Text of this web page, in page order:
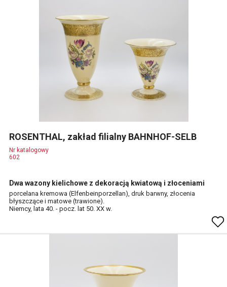
ROSENTHAL, zakład filialny BAHNHOF-SELB
Nr katalogowy
602
Dwa wazony kielichowe z dekoracją kwiatową i złoceniami
porcelana kremowa (Elfenbeinporzellan), druk barwny, złocenia
błyszczące i matowe (trawione).
Niemcy, lata 40. - pocz. lat 50. XX w.